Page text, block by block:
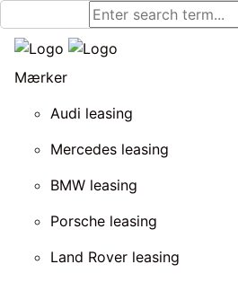
Mærker
Audi leasing
Mercedes leasing
BMW leasing
Porsche leasing
Land Rover leasing